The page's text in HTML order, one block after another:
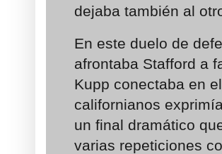
dejaba también al
En este duelo de
afrontaba Stafford a
Kupp conectaba en
californianos
un final dramático
varias repeticiones